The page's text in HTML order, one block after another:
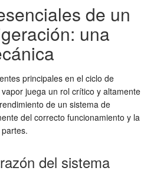
de un
una
principales en el ciclo de
juega un rol crítico y altamente
de un sistema de
del correcto funcionamiento y la
del sistema